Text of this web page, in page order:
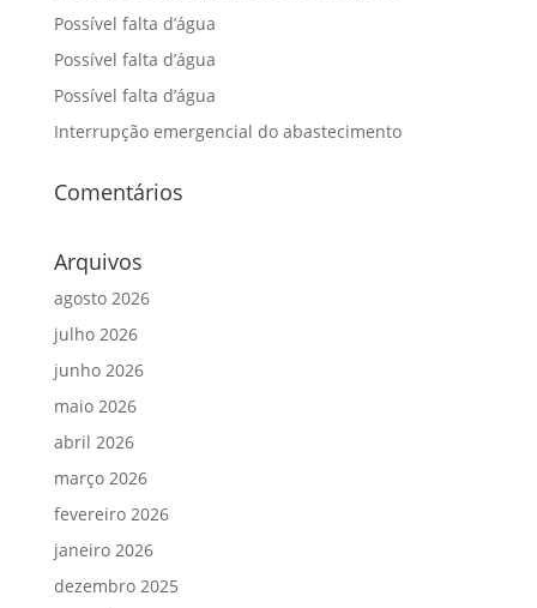
Possível falta d’água
Possível falta d’água
Possível falta d’água
Interrupção emergencial do abastecimento
Comentários
Arquivos
agosto 2026
julho 2026
junho 2026
maio 2026
abril 2026
março 2026
fevereiro 2026
janeiro 2026
dezembro 2025